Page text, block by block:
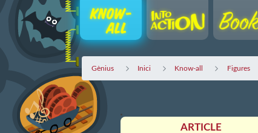
Gènius Inici Know-all Figures
ARTICLE